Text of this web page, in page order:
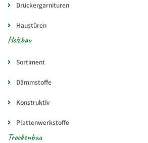
Drückergarnituren
Haustüren
Holzbau
Sortiment
Dämmstoffe
Konstruktiv
Plattenwerkstoffe
Trockenbau